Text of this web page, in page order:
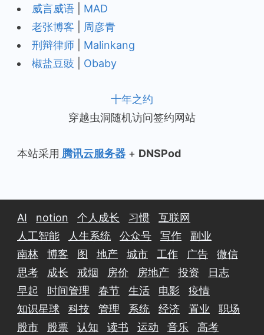
威言威语
MAD
老张博客
周彦青
刑辩律师
Malinkang
椒盐豆豉
Obaby
十年之约
穿越虫洞随机访问签约网站
本站采用 腾讯云服务器 + DNSPod
AI notion 个人成长 习惯
互联网
人工智能
人生系统 公众号 写作
副业
南林
博客 图 地产 城市 工作 广告
微信
思考
成长 戒烟 房价 房地产 投资
日志
早起
时间管理 春节 生活 电影
疫情
知识星球
科技 管理 系统 经济 置业
职场
股市
股票 认知 读书 运动 音乐 高考